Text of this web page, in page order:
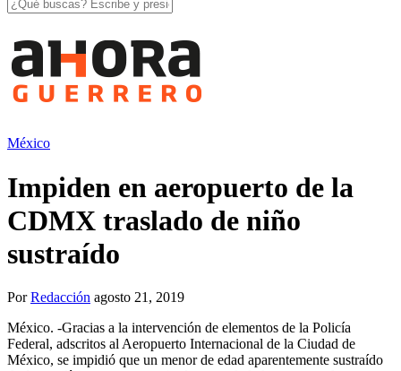
México
Impiden en aeropuerto de la
CDMX traslado de niño
sustraído
PorRedacción agosto 21, 2019
México. -Gracias a la intervención de elementos de la Policía
Federal, adscritos al Aeropuerto Internacional de la Ciudad de
México, se impidió que un menor de edad aparentemente sustraído